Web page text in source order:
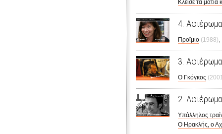
Κλείσε τα μάτια
4.
Προΐμιο (1988)
3.
Ο Γκόγκος
2.
Υπάλληλος
Ο Ηρακλής, ο